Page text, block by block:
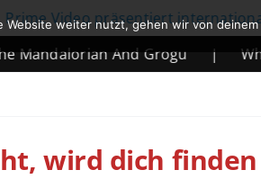
präsentiert internationales
And Grogu | Whispers
wird dich finden
Website weiter nutzt, gehen wir von deinem